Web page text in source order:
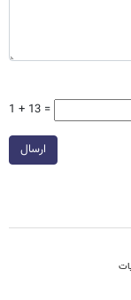
1 + 13 =
ارسال